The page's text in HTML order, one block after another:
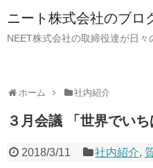
ニート株式会社のブロ
NEET株式会社の取締役達が日々
ホーム 社内紹介
３月会議 「世界でい
2018/3/11 社内紹介,